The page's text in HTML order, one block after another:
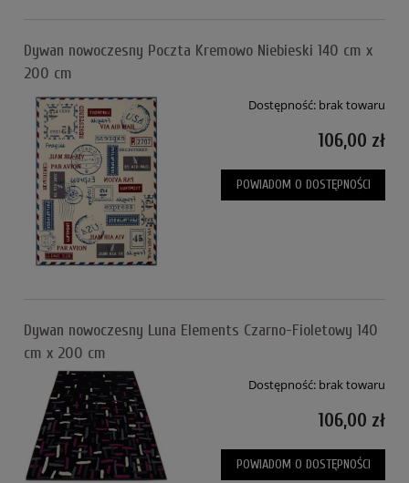
Dywan nowoczesny Poczta Kremowo Niebieski 140 cm x
200 cm
Dostępność: brak towaru
106,00 zł
POWIADOM O DOSTĘPNOŚCI
Dywan nowoczesny Luna Elements Czarno-Fioletowy 140
cm x 200 cm
Dostępność: brak towaru
106,00 zł
POWIADOM O DOSTĘPNOŚCI